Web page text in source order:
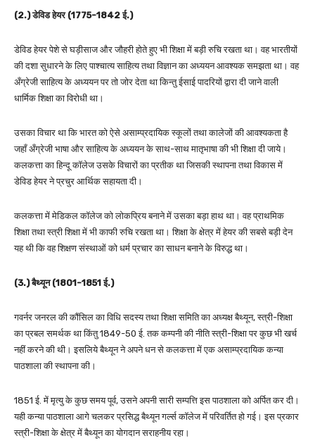
(2.) डेविड हेयर (1775-1842 ई.)
डेविड हेयर पेशे से घड़ीसाज और जौहरी होते हुए भी शिक्षा में बड़ी रुचि रखता था। वह भारतीयों
की दशा सुधारने के लिए पाश्चात्य साहित्य तथा विज्ञान का अध्ययन आवश्यक समझता था। वह
अँग्रेजी साहित्य के अध्ययन पर तो जोर देता था किन्तु ईसाई पादरियों द्वारा दी जाने वाली
धार्मिक शिक्षा का विरोधी था।
उसका विचार था कि भारत को ऐसे असाम्प्रदायिक स्कूलों तथा कालेजों की आवश्यकता है
जहाँ अँग्रेजी भाषा और साहित्य के अध्ययन के साथ-साथ मातृभाषा की भी शिक्षा दी जाये।
कलकत्ता का हिन्दू कॉलेज उसके विचारों का प्रतीक था जिसकी स्थापना तथा विकास में
डेविड हेयर ने प्रचुर आर्थिक सहायता दी।
कलकत्ता में मेडिकल कॉलेज को लोकप्रिय बनाने में उसका बड़ा हाथ था। वह प्राथमिक
शिक्षा तथा स्त्री शिक्षा में भी काफी रुचि रखता था। शिक्षा के क्षेत्र में हेयर की सबसे बड़ी देन
यह थी कि वह शिक्षण संस्थाओं को धर्म प्रचार का साधन बनाने के विरुद्ध था।
(3.) बैथ्यून (1801-1851 ई.)
गवर्नर जनरल की कौंसिल का विधि सदस्य तथा शिक्षा समिति का अध्यक्ष बैथ्यून, स्त्री-शिक्षा
का प्रबल समर्थक था किंतु 1849-50 ई. तक कम्पनी की नीति स्त्री-शिक्षा पर कुछ भी खर्च
नहीं करने की थी। इसलिये बैथ्यून ने अपने धन से कलकत्ता में एक असाम्प्रदायिक कन्या
पाठशाला की स्थापना की।
1851 ई. में मृत्यु के कुछ समय पूर्व, उसने अपनी सारी सम्पत्ति इस पाठशाला को अर्पित कर दी।
यही कन्या पाठशाला आगे चलकर प्रसिद्ध बैथ्यून गर्ल्स कॉलेज में परिवर्तित हो गई। इस प्रकार
स्त्री-शिक्षा के क्षेत्र में बैथ्यून का योगदान सराहनीय रहा।